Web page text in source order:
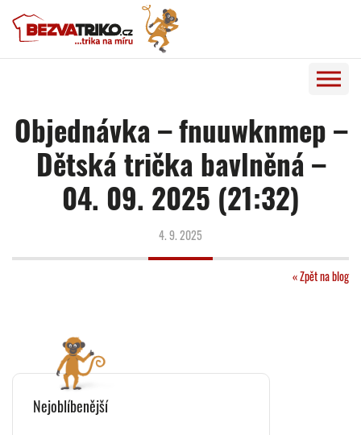
Objednávka – fnuuwknmep –
Dětská trička bavlněná –
04. 09. 2025 (21:32)
4. 9. 2025
« Zpět na blog
Nejoblíbenější